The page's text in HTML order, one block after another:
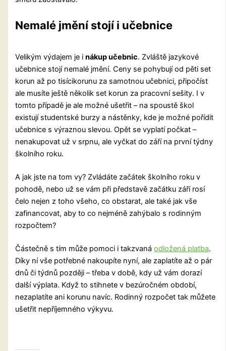
Nemalé jmění stojí i učebnice
Velikým výdajem je inákup učebnic. Zvláště jazykové
učebnice stojí nemalé jmění. Ceny se pohybují od pěti set
korun až po tisícikorunu za samotnou učebnici, připočíst
ale musíte ještě několik set korun za pracovní sešity. I v
tomto případě je ale možné ušetřit – na spoustě škol
existují studentské burzy a nástěnky, kde je možné pořídit
učebnice s výraznou slevou. Opět se vyplatí počkat –
nenakupovat už v srpnu, ale vyčkat do září na první týdny
školního roku.
A jak jste na tom vy? Zvládáte začátek školního roku v
pohodě, nebo už se vám při představě začátku září rosí
čelo nejen z toho všeho, co obstarat, ale také jak vše
zafinancovat, aby to co nejméně zahýbalo s rodinným
rozpočtem?
Částečně s tím může pomoci i takzvanáodložená platba.
Díky ní vše potřebné nakoupíte nyní, ale zaplatíte až o pár
dnů či týdnů později – třeba v době, kdy už vám dorazí
další výplata. Když to stihnete v bezúročném období,
nezaplatíte ani korunu navíc. Rodinný rozpočet tak můžete
ušetřit nepříjemného výkyvu.